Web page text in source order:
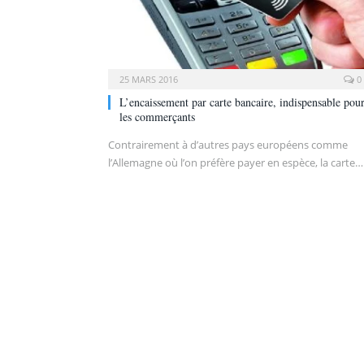
25 MARS 2016 0
L’encaissement par carte bancaire, indispensable pour
les commerçants
Contrairement à d’autres pays européens comme
l’Allemagne où l’on préfère payer en espèce, la carte…